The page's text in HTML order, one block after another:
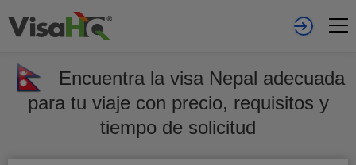
Encuentra la visa Nepal adecuada
para tu viaje con precio, requisitos y
tiempo de solicitud